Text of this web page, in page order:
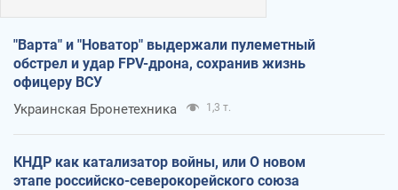
"Варта" и "Новатор" выдержали пулеметный
обстрел и удар FPV-дрона, сохранив жизнь
офицеру ВСУ
Украинская Бронетехника 1,3 т.
КНДР как катализатор войны, или О новом
этапе российско-северокорейского союза